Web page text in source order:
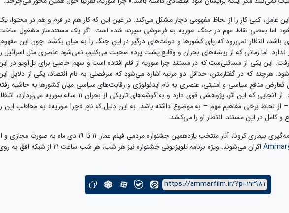
این عامل، کمی کار را از لحاظ مفهومی دچار مشکل می‌کند. در عین این که کار هم در فرم و هم در محتوا،
اما بعضی نقاط مهم در جنگ سوریه به فراموشی سپرده شده است. اگر یک مستندساز مشغول
باشد، انتظار نمی‌رود که پای کشورها و دولت‌های درگیر در این جنگ را به میان بکشد. چون این
اما زمانی که از ریشه‌های بحران و وقایع پشت پرده صحبت می‌کنیم، نمی‌شود عنصری مثل اسرائیل
این یکی از مسائلی‌ست که در مستند چرا سوریه از قلم افتاده است و سهم خاصی برای تل‌آویو در
هرچند که در گفتارمتن، حداقل دو مرتبه اشاره می‌شود که سرفصلی به نام اقتصاد، یکی از دلایل
منافع سیاسی و امنیتی، عنصری به نام ایدئولوژی و رقابت‌های سیاسی میان کشورها به حاشیه
و گاهی کتمان نیز می‌شود. از آنجایی که این اثر، پژوهشی قوی دارد و به گوشه‌های تاریکی از بحران ۱۱ ساله سوریه می‌پردازد،
از لحاظ برخی مفاهیم مهم – به موضوع داشته باشد. به این دلیل که نامِ «چرا سوریه» به مخاطب این
و کامل در این مستند، انتظار او را می‌کشد.
گفتنی است با توجه به همه‌گیری بیماری کرونا، آثار منتخب یازدهمین جشنواره مردمی فیلم عمار ۱۱ تا ۱۹ دی ماه به صورت
اکران می‌شوند. ویژه برنامه تلویزیونی جشنواره نیز هر شب، هر شب ساعت ۲۱ از شبکه افق
https://ammarfilm.ir/?p=23981